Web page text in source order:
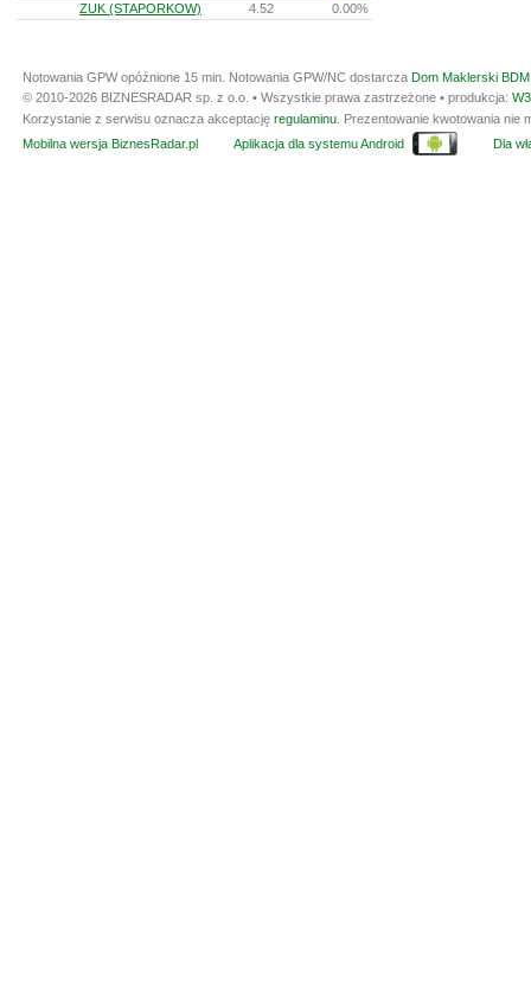
ZUK (STAPORKOW)
4.52 0.00%
Notowania GPW opóźnione 15 min. Notowania GPW/NC dostarcza Dom Maklerski
© 2010-2026 BIZNESRADAR sp. z o.o. • Wszystkie prawa zastrzeżone • produkcja:
Korzystanie z serwisu oznacza akceptację regulaminu . Prezentowanie kwotowania
Mobilna wersja BiznesRadar.pl
Aplikacja dla systemu Android Dla